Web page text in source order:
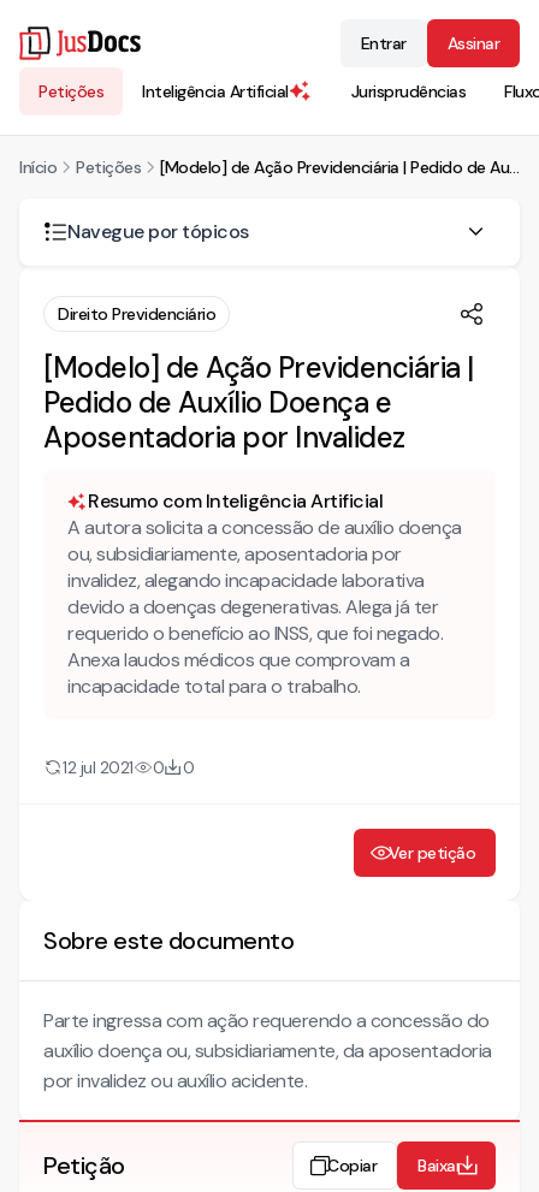
Petições Inteligência Artificial Jurisprudências
Entrar Assinar
Início Petições [Modelo] de Ação Previdenciária | Pedido de Auxílio Doença e Aposentadoria por Invalidez
Navegue por tópicos
AÇÃO PREVIDENCIÁRIA PARA CONCESSÃO DE BENEFÍCIO
POR INCAPACIDADE
DA AÇÃO ANTERIORMENTE AJUIZADA
DOS FATOS
Direito Previdenciário
[Modelo] de Ação Previdenciária |
Pedido de Auxílio Doença e
Aposentadoria por Invalidez
Resumo com Inteligência Artificial
A autora solicita a concessão de auxílio doença
ou, subsidiariamente, aposentadoria por
invalidez, alegando incapacidade laborativa
devido a doenças degenerativas. Alega já ter
requerido o benefício ao INSS, que foi negado.
Anexa laudos médicos que comprovam a
incapacidade total para o trabalho.
12 jul 2021 0 0
Ver petição
Sobre este documento
Parte ingressa com ação requerendo a concessão do
auxílio doença ou, subsidiariamente, da aposentadoria
por invalidez ou auxílio acidente.
Petição Copiar Baixar